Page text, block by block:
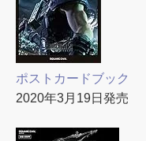
ポストカードブック
2020年3月19日発売